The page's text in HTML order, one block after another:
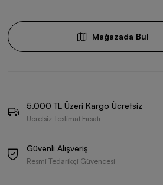
Mağazada Bul
5.000 TL Üzeri Kargo Ücretsiz
Ücretsiz Teslimat Fırsatı
Güvenli Alışveriş
Resmi Tedarikçi Güvencesi